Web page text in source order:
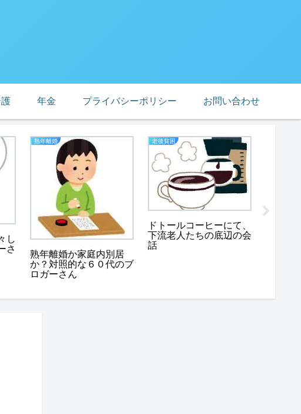
年金 プライバシーポリシー お問い合わせ
し
さ
熟年離婚
熟年離婚か家庭内別居
か？対照的な６０代のブ
ロガーさん
老後貧困
ドトールコーヒーにて、
下流老人たちの底辺の会
話
業務ス